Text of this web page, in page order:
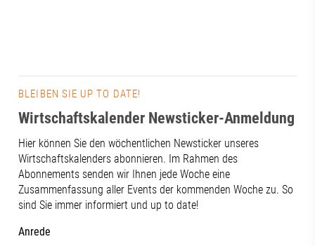
BLEIBEN SIE UP TO DATE!
Wirtschaftskalender Newsticker-Anmeldung
Hier können Sie den wöchentlichen Newsticker unseres
Wirtschaftskalenders abonnieren. Im Rahmen des
Abonnements senden wir Ihnen jede Woche eine
Zusammenfassung aller Events der kommenden Woche zu. So
sind Sie immer informiert und up to date!
Anrede